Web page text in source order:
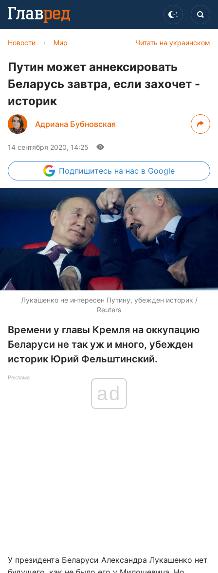
Читать на украинском
Новости › Мир
Путин может аннексировать
Беларусь завтра, если захочет -
историк
Адриана Бубновская
14 сентября 2020, 14:25
Подпишитесь на нас в Google
Лукашенко не интересен Путину, убежден историк /
Reuters
Времени у главы Кремля на оккупацию
Беларуси не так уж и много, убежден
историк Юрий Фельштинский.
Реклама
ad
У президента Беларуси Александра Лукашенко нет